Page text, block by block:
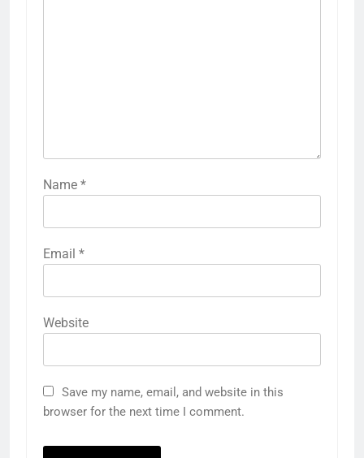
Name *
Email *
Website
Save my name, email, and website in this
browser for the next time I comment.
5
माफी मांगी:कंपनी ने माना चाइल्ड पोर्न